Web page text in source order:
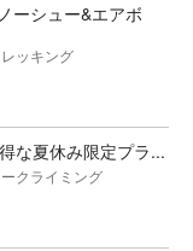
ーシュー&エアボ
ッキング
な夏休み限定プラ...
クライミング